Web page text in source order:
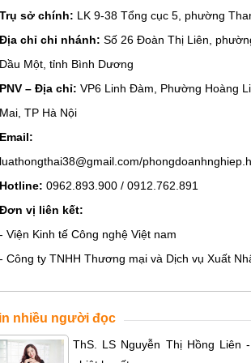
Trụ sở chính: LK 9-38 Tổng cục 5, phường
Địa chỉ chi nhánh: Số 26 Đoàn Thị Liên,
Dầu Một, tỉnh Bình Dương
PNV – Địa chỉ: VP6 Linh Đàm, Phường Hoàng
Mai, TP Hà Nội
Email:
luathongthai38@gmail.com/
Hotline: 0962.893.900 / 0912.762.891
Đơn vị liên kết:
- Viện Kinh tế Công nghệ Việt nam
- Công ty TNHH Thương mại và Dịch vụ Xuất
nhiều người đọc
ThS. LS Nguyễn Thị Hồng Liên